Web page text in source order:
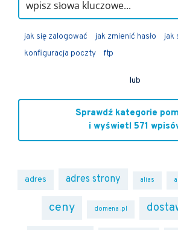
jak się zalogować jak zmienić hasło
jak
konfiguracja poczty
ftp
lub
Sprawdź kategorie
i wyświetl 571
adres adres strony alias
ceny domena .pl